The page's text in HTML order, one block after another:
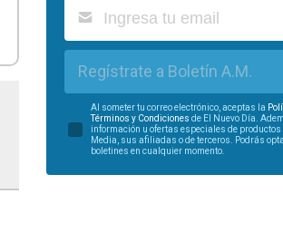
Regístrate a Boletín A.M.
Al someter tu correo electrónico, aceptas la
Términos y Condiciones de El Nuevo Día.
información u ofertas especiales de productos
Media, sus afiliadas o de terceros. Podrás
boletines en cualquier momento.